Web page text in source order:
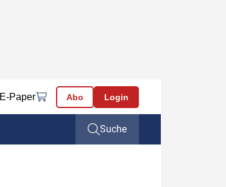
E-Paper Abo Login
Suche